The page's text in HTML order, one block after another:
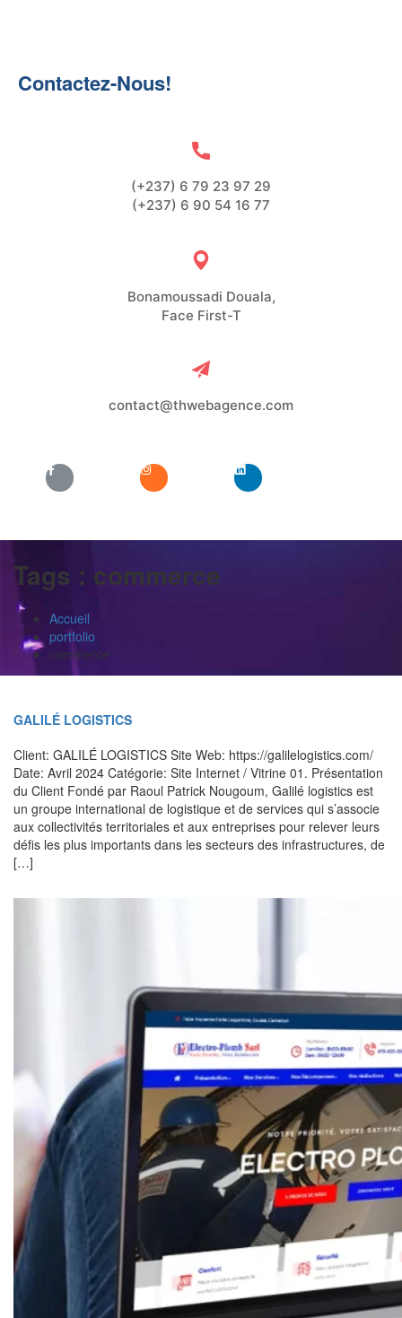
Contactez-Nous!
(+237) 6 79 23 97 29
(+237) 6 90 54 16 77
Bonamoussadi Douala,
Face First-T
contact@thwebagence.com
Tags : commerce
Accueil
portfolio
commerce
GALILÉ LOGISTICS
Client: GALILÉ LOGISTICS Site Web: https://galilelogistics.com/
Date: Avril 2024 Catégorie: Site Internet / Vitrine 01. Présentation
du Client Fondé par Raoul Patrick Nougoum, Galilé logistics est
un groupe international de logistique et de services qui s’associe
aux collectivités territoriales et aux entreprises pour relever leurs
défis les plus importants dans les secteurs des infrastructures, de
[…]